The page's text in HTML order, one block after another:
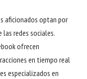
aficionados optan por
redes sociales.
ofrecen
en tiempo real
especializados en